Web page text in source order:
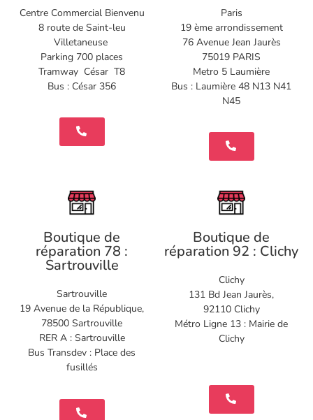
Centre Commercial Bienvenu
8 route de Saint-leu
Villetaneuse
Parking 700 places
Tramway César T8
Bus : César 356
Paris
19 ème arrondissement
76 Avenue Jean Jaurès
75019 PARIS
Metro 5 Laumière
Bus : Laumière 48 N13 N41
N45
Boutique de
réparation 78 :
Sartrouville
Sartrouville
19 Avenue de la République,
78500 Sartrouville
RER A : Sartrouville
Bus Transdev : Place des
fusillés
Boutique de
réparation 92 : Clichy
Clichy
131 Bd Jean Jaurès,
92110 Clichy
Métro Ligne 13 : Mairie de
Clichy